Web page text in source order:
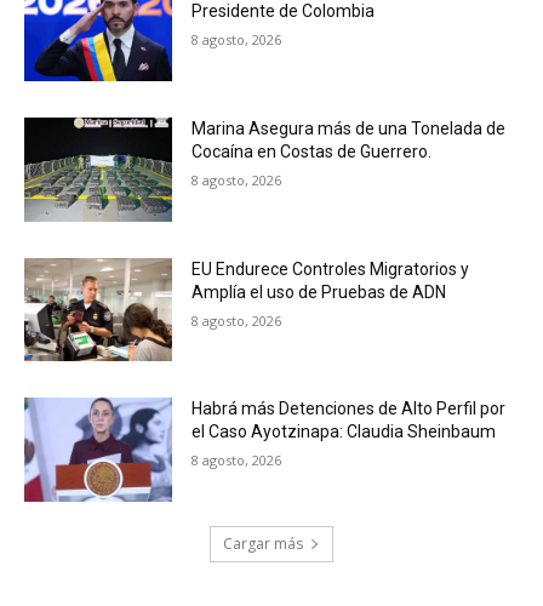
Presidente de Colombia
8 agosto, 2026
Marina Asegura más de una Tonelada de
Cocaína en Costas de Guerrero.
8 agosto, 2026
EU Endurece Controles Migratorios y
Amplía el uso de Pruebas de ADN
8 agosto, 2026
Habrá más Detenciones de Alto Perfil por
el Caso Ayotzinapa: Claudia Sheinbaum
8 agosto, 2026
Cargar más